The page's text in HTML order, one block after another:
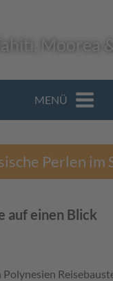
Moorea
MENÜ
Perlen im
auf einen Blick
Polynesien